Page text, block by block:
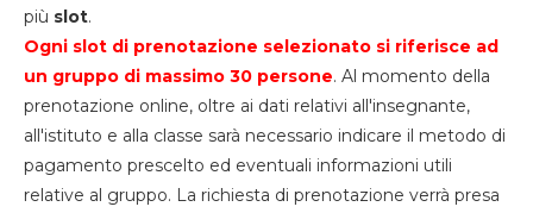
più slot.
Ogni slot di prenotazione selezionato si riferisce ad
un gruppo di massimo 30 persone. Al momento della
prenotazione online, oltre ai dati relativi all'insegnante,
all'istituto e alla classe sarà necessario indicare il metodo di
pagamento prescelto ed eventuali informazioni utili
relative al gruppo. La richiesta di prenotazione verrà presa